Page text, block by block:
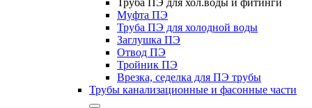
Труба ПЭ для хол.воды и фитинги
Муфта ПЭ
Труба ПЭ для холодной воды
Заглушка ПЭ
Отвод ПЭ
Тройник ПЭ
Врезка, седелка для ПЭ трубы
Трубы канализационные и фасонные части